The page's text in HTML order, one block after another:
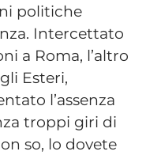
politiche
Intercettato
a Roma, l’altro
Esteri,
l’assenza
troppi giri di
so, lo dovete